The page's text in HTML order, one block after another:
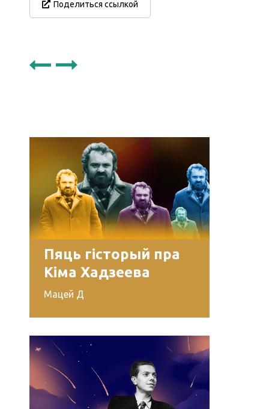
Поделиться ссылкой
Пяць гісторый пра
Кіма Хадзеева
Мацей Д